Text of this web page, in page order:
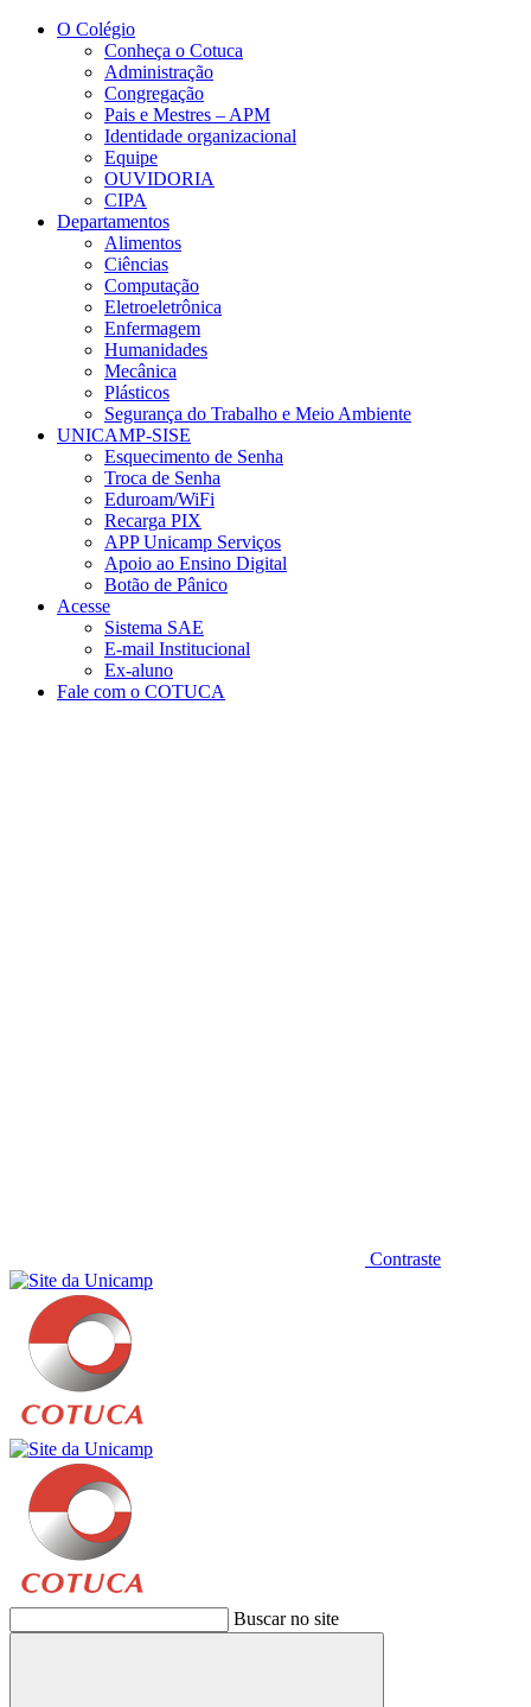
Conteúdo principal
O Colégio
Conheça o Cotuca
Administração
Congregação
Pais e Mestres – APM
Identidade organizacional
Equipe
OUVIDORIA
CIPA
Departamentos
Alimentos
Ciências
Computação
Eletroeletrônica
Enfermagem
Humanidades
Mecânica
Plásticos
Segurança do Trabalho e Meio Ambiente
UNICAMP-SISE
Esquecimento de Senha
Troca de Senha
Eduroam/WiFi
Recarga PIX
APP Unicamp Serviços
Apoio ao Ensino Digital
Botão de Pânico
Acesse
Sistema SAE
E-mail Institucional
Ex-aluno
Fale com o COTUCA
Contraste
Buscar no site